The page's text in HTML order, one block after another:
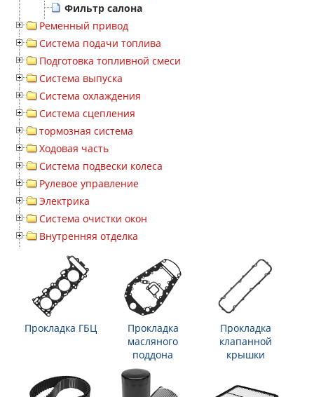
Фильтр салона
Ременный привод
Система подачи топлива
Подготовка топливной смеси
Система выпуска
Система охлаждения
Система сцепления
тормозная система
Ходовая часть
Система подвески колеса
Рулевое управление
Электрика
Система очистки окон
Внутренняя отделка
Прокладка ГБЦ
Прокладка
масляного
поддона
Прокладка
клапанной
крышки